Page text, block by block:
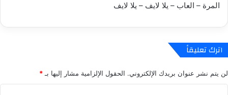
المرة – العاب – يلا لايف – يلا لايف
اترك تعليقاً
لن يتم نشر عنوان بريدك الإلكتروني. الحقول الإلزامية مشار إليها بـ *